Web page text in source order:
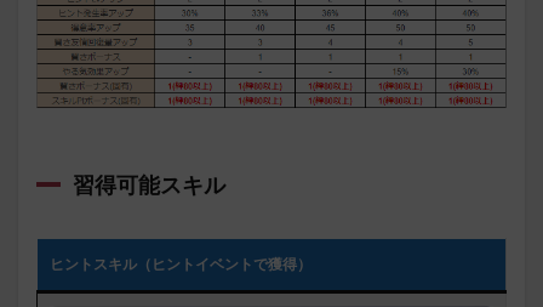
習得可能スキル
ヒントスキル（ヒントイベントで獲得）